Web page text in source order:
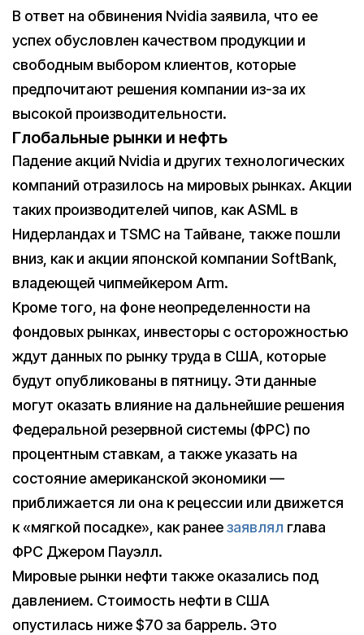
В ответ на обвинения Nvidia заявила, что ее
успех обусловлен качеством продукции и
свободным выбором клиентов, которые
предпочитают решения компании из-за их
высокой производительности.
Глобальные рынки и нефть
Падение акций Nvidia и других технологических
компаний отразилось на мировых рынках. Акции
таких производителей чипов, как ASML в
Нидерландах и TSMC на Тайване, также пошли
вниз, как и акции японской компании SoftBank,
владеющей чипмейкером Arm.
Кроме того, на фоне неопределенности на
фондовых рынках, инвесторы с осторожностью
ждут данных по рынку труда в США, которые
будут опубликованы в пятницу. Эти данные
могут оказать влияние на дальнейшие решения
Федеральной резервной системы (ФРС) по
процентным ставкам, а также указать на
состояние американской экономики —
приближается ли она к рецессии или движется
к «мягкой посадке», как ранеезаявлял глава
ФРС Джером Пауэлл.
Мировые рынки нефти также оказались под
давлением. Стоимость нефти в США
опустилась ниже $70 за баррель. Это